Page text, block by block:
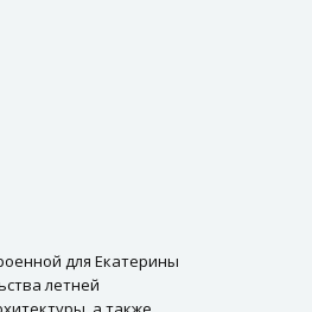
для Екатерины
летней